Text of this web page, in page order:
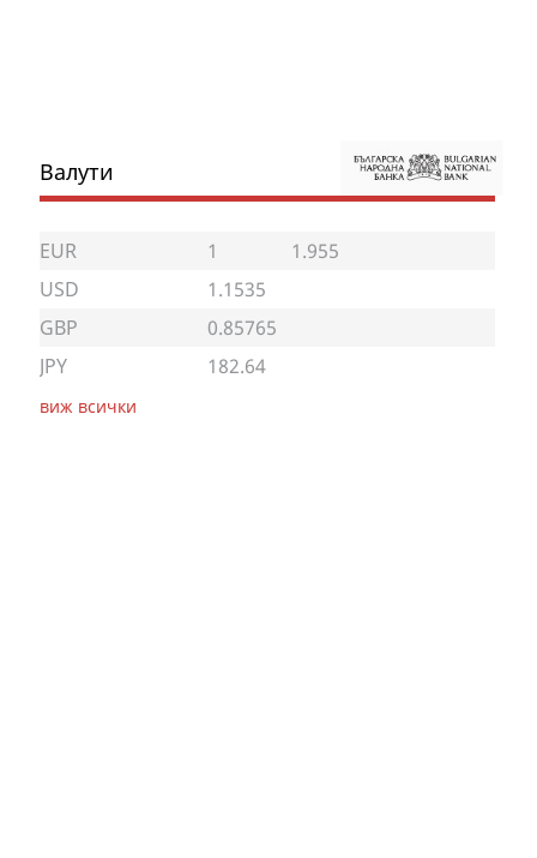
Валути
EUR 1
1.955
USD
1.1535
GBP
0.85765
JPY
182.64
виж всички